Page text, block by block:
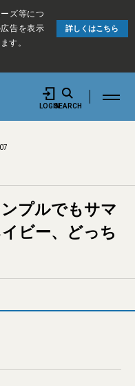
ズ等につ
告を表示
す。
詳しくはこちら
LOGINSEARCH
ンプルでもサマ
ビー、どっち